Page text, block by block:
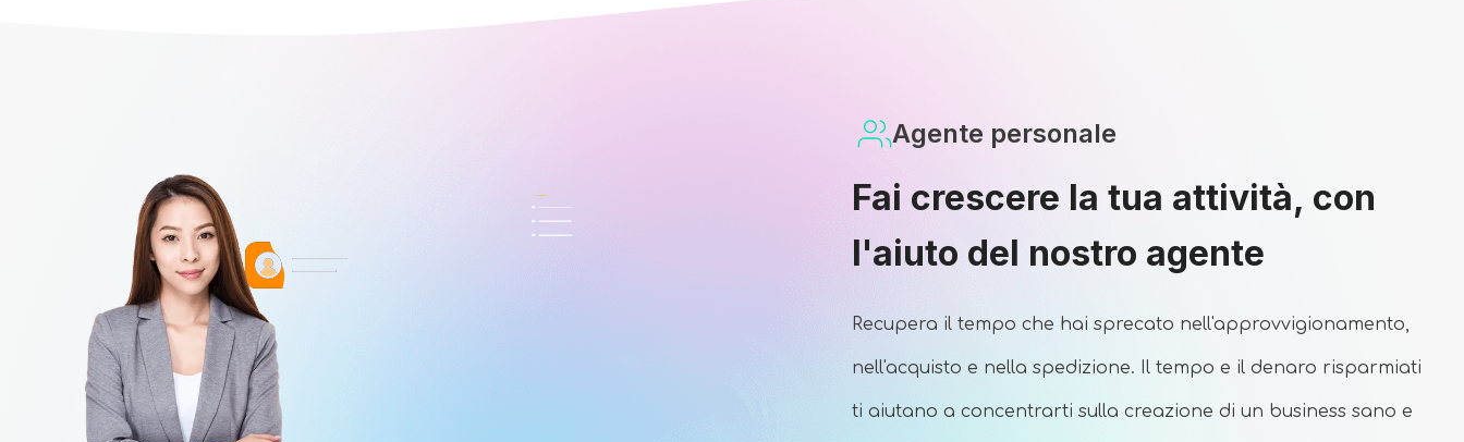
Agente personale
Fai crescere la tua attività, con
l'aiuto del nostro agente
Recupera il tempo che hai sprecato nell'approvvigionamento,
nell'acquisto e nella spedizione. Il tempo e il denaro risparmiati
ti aiutano a concentrarti sulla creazione di un business sano e